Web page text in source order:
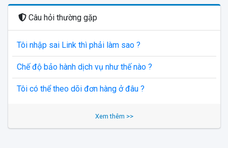
Câu hỏi thường gặp
Tôi nhập sai Link thì phải làm sao ?
Chế độ bảo hành dịch vụ như thế nào ?
Tôi có thể theo dõi đơn hàng ở đâu ?
Xem thêm >>